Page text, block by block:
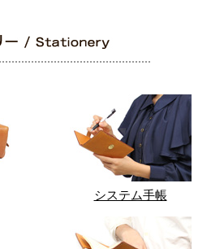
システム手帳